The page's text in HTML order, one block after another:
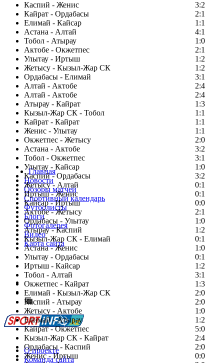
Каспий - Женис
3:2
Кайрат - Ордабасы
2:1
Елимай - Кайсар
1:1
Астана - Алтай
4:1
Тобол - Атырау
1:0
Актобе - Окжетпес
2:1
Улытау - Иртыш
1:2
Жетысу - Кызыл-Жар СК
1:2
Ордабасы - Елимай
3:1
Алтай - Актобе
2:4
Алтай - Актобе
2:4
Атырау - Кайрат
1:3
Кызыл-Жар СК - Тобол
1:1
Кайрат - Кайрат
1:1
Женис - Улытау
1:1
Окжетпес - Жетысу
2:0
Астана - Актобе
3:2
Тобол - Окжетпес
3:1
Улытау - Кайсар
1:0
Каспий - Ордабасы
3:2
Жетысу - Алтай
0:1
Иртыш - Женис
0:1
Кайсар - Иртыш
0:0
Актобе - Жетысу
2:1
Ордабасы - Улытау
1:0
Атырау - Каспий
1:2
Кызыл-Жар СК - Елимай
0:1
Астана - Женис
1:0
Улытау - Ордабасы
0:1
Иртыш - Кайсар
1:2
Тобол - Алтай
3:1
Окжетпес - Кайрат
1:3
Елимай - Кызыл-Жар СК
2:0
Каспий - Атырау
2:0
Жетысу - Актобе
1:0
Елимай - Атырау
1:2
Кайрат - Окжетпес
5:0
Кызыл-Жар СК - Кайрат
2:4
Ордабасы - Каспий
2:0
Женис - Иртыш
0:0
Главная
Новости
Обзоры матчей
Спортивный календарь
Футболисты
Блоги
Фотогалерея
Видео
Карта сайта
Есть идея?
Сообщить о мероприятии
Перейти на старый сайт
О проекте
Команда сайта